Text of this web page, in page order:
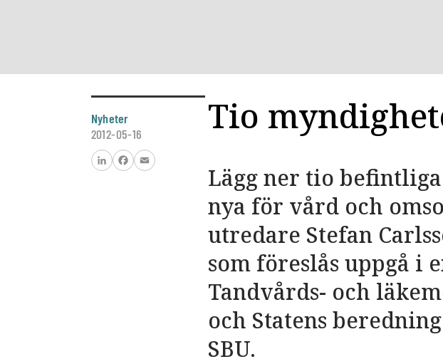
Nyheter
2012-05-16
FacebookEmail
Tio
Lägg ner tio
nya för vård och
utredare Stefan
som föreslås uppgå i
Tandvårds- och
och Statens
SBU.